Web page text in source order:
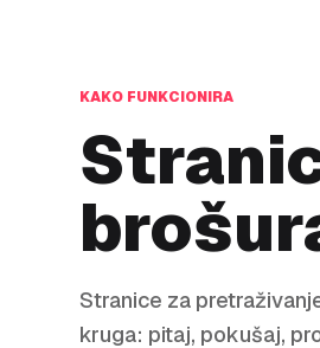
KAKO FUNKCIONIRA
Stranice za
kruga: pitaj, pokušaj,